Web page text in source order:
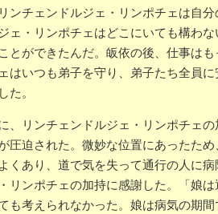
ンチェンドルジェ・リンポチェは自
ェ・リンポチェはどこにいても構わ
とができたんだ。皈依の後、仕事は
はいつも弟子を守り、弟子たち全員
た。
、リンチェンドルジェ・リンポチェ
圧迫された。微妙な位置にあったた
くあり、道で気を失って通行の人に
リンポチェの加持に感謝した。「娘
も考えられなかった。娘は病気の期